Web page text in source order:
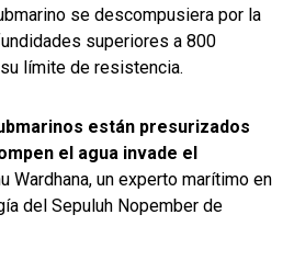
se descompusiera por la
superiores a 800
límite de resistencia.
están presurizados
el agua invade el
Wardhana, un experto marítimo en
del Sepuluh Nopember de